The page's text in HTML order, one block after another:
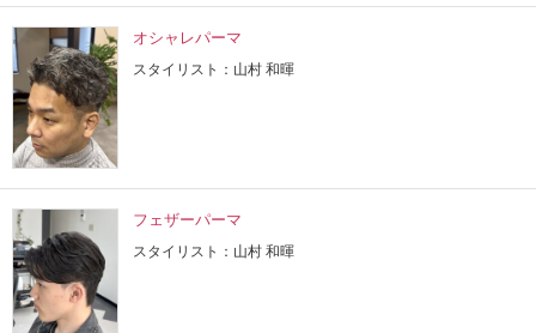
オシャレパーマ
スタイリスト：山村 和暉
フェザーパーマ
スタイリスト：山村 和暉